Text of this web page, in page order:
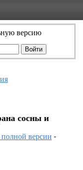
версию
сосны и
версии -